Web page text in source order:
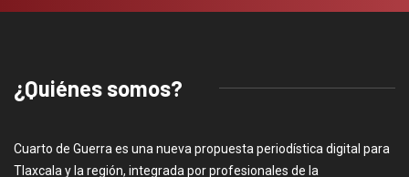
¿Quiénes somos?
Cuarto de Guerra es una nueva propuesta periodística digital para
Tlaxcala y la región, integrada por profesionales de la